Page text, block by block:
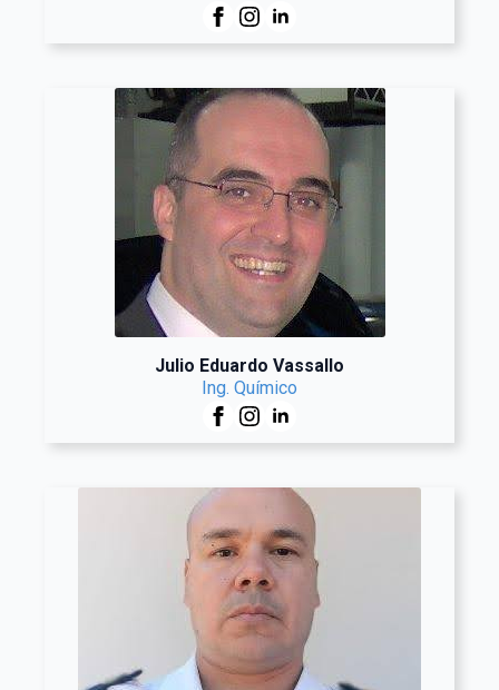
Julio Eduardo Vassallo
Ing. Químico